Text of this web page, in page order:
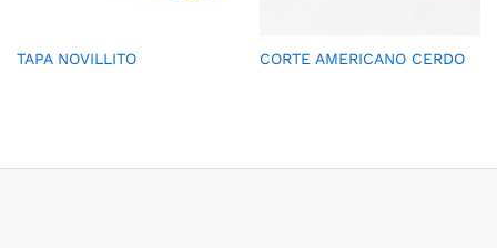
TAPA NOVILLITO CORTE AMERICANO CERDO